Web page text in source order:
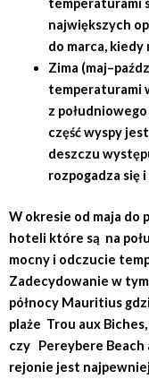
największych
do marca,
Zima
temperaturami
z
część wyspy
deszczu
rozpogadza się
W okresie od maja do
hoteli które są na
mocny i odczucie
Zadecydowanie w
północy Mauritius
plaże Trou aux
czy Pereybere Beach
rejonie jest